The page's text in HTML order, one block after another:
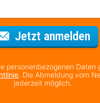
Jetzt anmelden
personenbezogenen Daten
. Die Abmeldung vom
jederzeit möglich.